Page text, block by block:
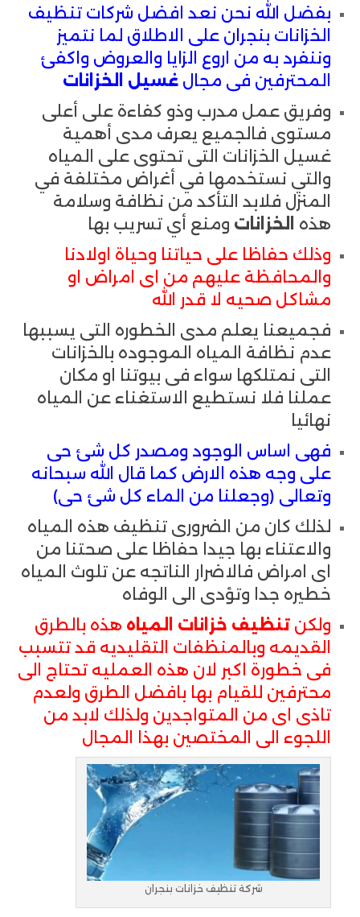
بفضل الله نحن نعد افضل شركات تنظيف
الخزانات بنجران على الاطلاق لما نتميز
وننفرد به من اروع الزايا والعروض واكفئ
المحترفين فى مجال غسيل الخزانات
وفريق عمل مدرب وذو كفاءة على أعلى
مستوى فالجميع يعرف مدى أهمية
غسيل الخزانات التى تحتوى على المياه
والتي نستخدمها في أغراض مختلفة في
المنزل فلابد التأكد من نظافة وسلامة
هذه
الخزانات ومنع أي تسريب بها
وذلك حفاظا على حياتنا وحياة اولادنا
والمحافظة عليهم من اى امراض او
مشاكل صحيه لا قدر الله
فجميعنا يعلم مدى الخطوره التى يسببها
عدم نظافة المياه الموجوده بالخزانات
التى نمتلكها سواء فى بيوتنا او مكان
عملنا فلا نستطيع الاستغناء عن المياه
نهائيا
فهى اساس الوجود ومصدر كل شئ حى
على وجه هذه الارض كما قال الله سبحانه
وتعالى (وجعلنا من الماء كل شئ حى)
لذلك كان من الضرورى تنظيف هذه المياه
والاعتناء بها جيدا حفاظا على صحتنا من
اى امراض فالاضرار الناتجه عن تلوث المياه
خطيره جدا وتؤدى الى الوفاه
ولكن تنظيف خزانات المياه هذه بالطرق
القديمه وبالمنظفات التقليديه قد تتسبب
فى خطورة اكبر لان هذه العمليه تحتاج الى
محترفين للقيام بها بافضل الطرق ولعدم
تاذى اى من المتواجدين ولذلك لابد من
اللجوء الى المختصين بهذا المجال
شركة تنظيف خزانات بنجران